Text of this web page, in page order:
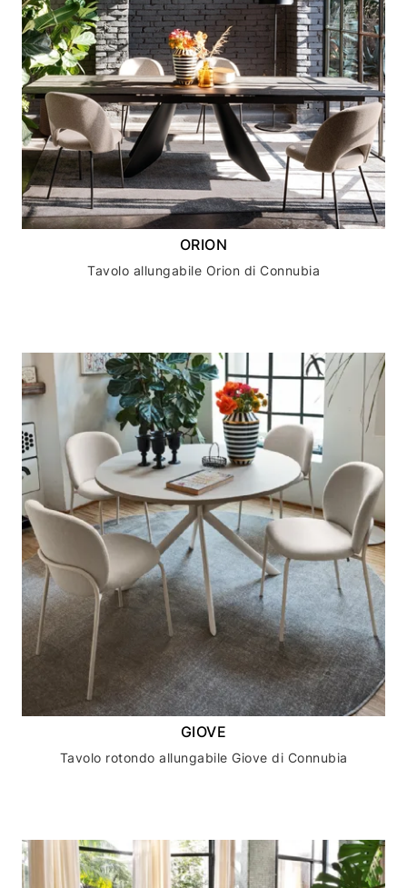
ORION
Tavolo allungabile Orion di Connubia
GIOVE
Tavolo rotondo allungabile Giove di Connubia